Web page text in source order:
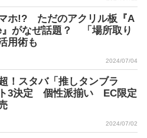
ホ!? ただのアクリル板『A
がなぜ話題？ 「場所取り
用術も
2024/07/04
！スタバ「推しタンブラ
3決定 個性派揃い EC限定
2024/07/02